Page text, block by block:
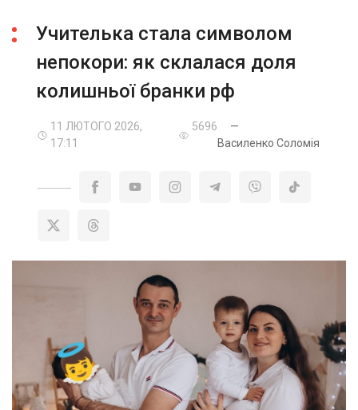
Учителька стала символом
непокори: як склалася доля
колишньої бранки рф
11 ЛЮТОГО 2026,
17:11
5696
—
Василенко Соломія